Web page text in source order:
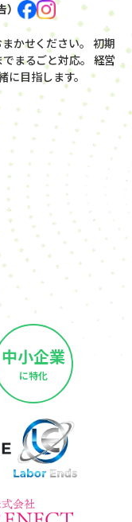
）
かせください。 初期
まるごと対応。 経営
目指します。
中小企業
に特化